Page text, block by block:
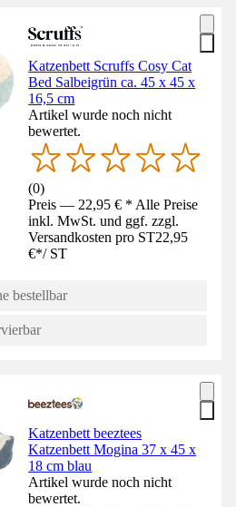
Katzenbett Scruffs Cosy Cat
Bed Salbeigrün ca. 45 x 45 x
16,5 cm
Artikel wurde noch nicht
bewertet.
(0)
Preis — 22,95 € * Alle Preise
inkl. MwSt. und ggf. zzgl.
Versandkosten pro ST22,95
€*/ ST
bestellbar
Katzenbett beeztees
Katzenbett Mogina 37 x 45 x
18 cm blau
Artikel wurde noch nicht
bewertet.